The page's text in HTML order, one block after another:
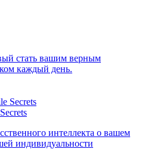
стать вашим верным
каждый день.
интеллекта о вашем
индивидуальности